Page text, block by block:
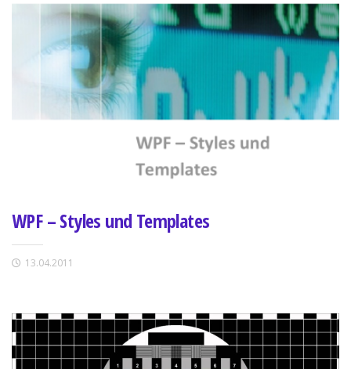
WPF – Styles und Templates
13.04.2011